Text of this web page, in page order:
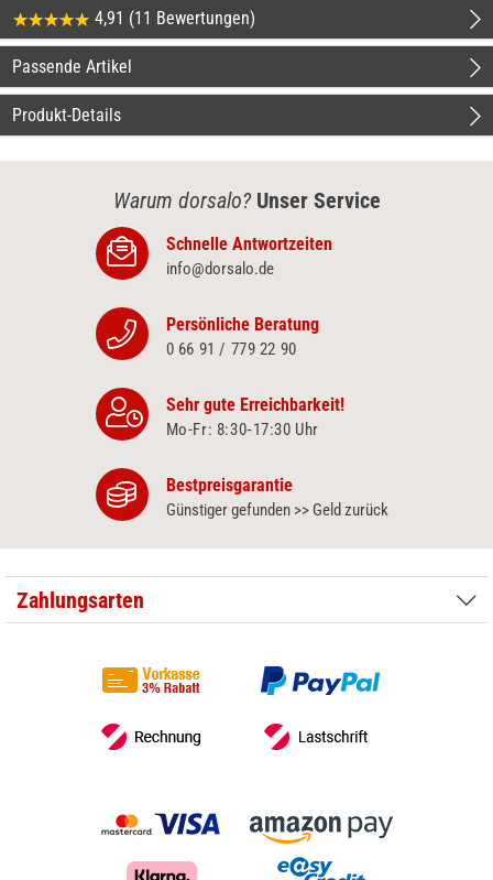
4,91 (11 Bewertungen)
Passende Artikel
Produkt-Details
Warum dorsalo? Unser Service
Schnelle Antwortzeiten
info@dorsalo.de
Persönliche Beratung
0 66 91 / 779 22 90
Sehr gute Erreichbarkeit!
Mo-Fr: 8:30‑17:30 Uhr
Bestpreisgarantie
Günstiger gefunden >> Geld zurück
Zahlungsarten